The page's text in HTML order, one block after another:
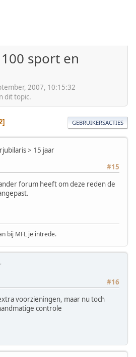
sport en
2007, 10:15:32
dit topic.
GEBRUIKERSACTIES
> 15 jaar
#15
forum heeft om deze reden de
bij MFL je intrede.
#16
voorzieningen, maar nu toch
controle